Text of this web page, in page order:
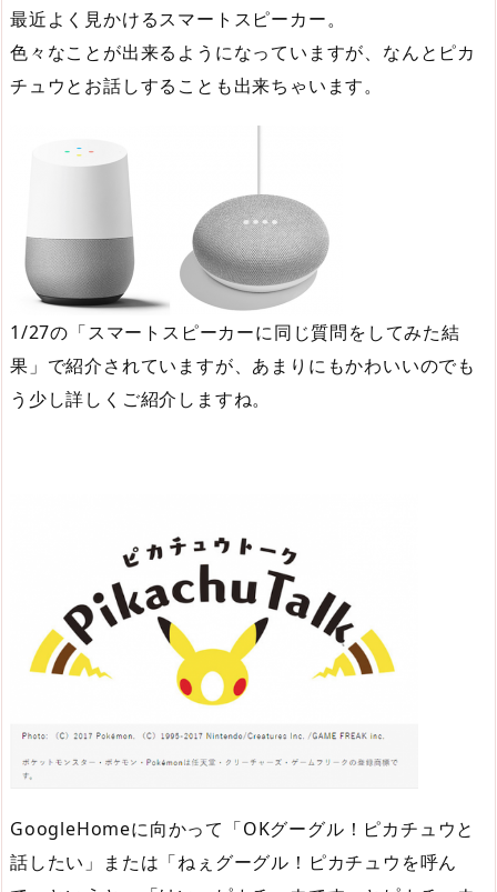
最近よく見かけるスマートスピーカー。
色々なことが出来るようになっていますが、なんとピカ
チュウとお話しすることも出来ちゃいます。
1/27の「スマートスピーカーに同じ質問をしてみた結
果」で紹介されていますが、あまりにもかわいいのでも
う少し詳しくご紹介しますね。
GoogleHomeに向かって「OKグーグル！ピカチュウと
話したい」または「ねぇグーグル！ピカチュウを呼ん